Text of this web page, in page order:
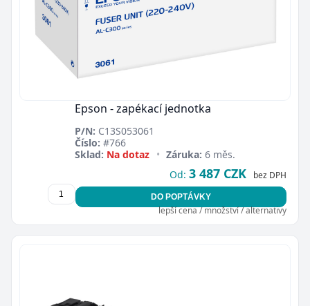
Epson - zapékací jednotka
P/N: C13S053061
Číslo: #766
Sklad: Na dotaz • Záruka: 6 měs.
Od: 3 487 CZK bez DPH
DO POPTÁVKY
lepší cena / množství / alternativy